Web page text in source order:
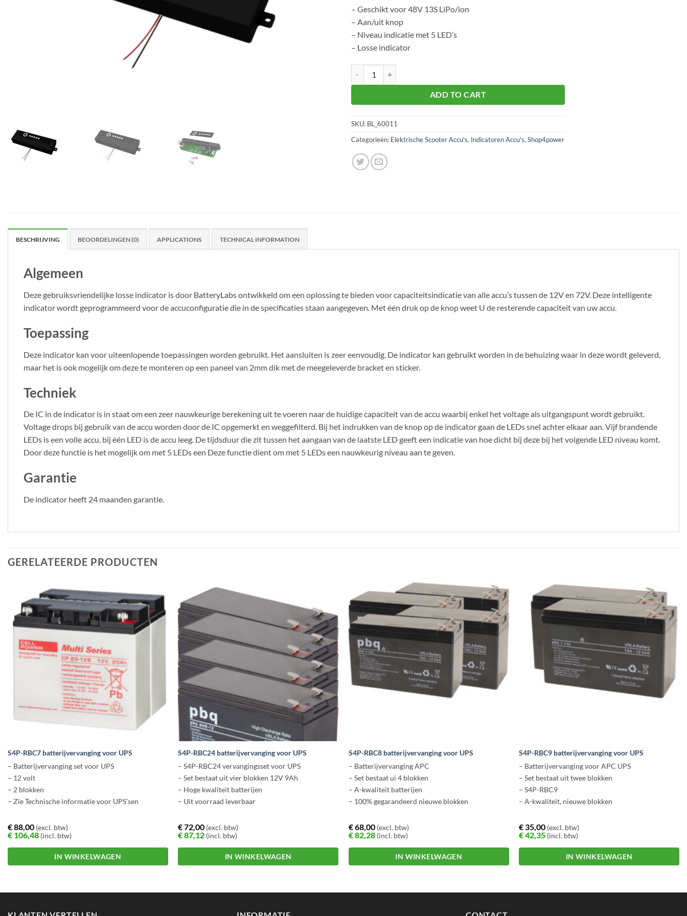
– Geschikt voor 48V 13S LiPo/ion
– Aan/uit knop
– Niveau indicatie met 5 LED’s
– Losse indicator
ADD TO CART
SKU: BL_60011
Categorieën: Elektrische Scooter Accu's, Indicatoren Accu's, Shop4power
BESCHRIJVING BEOORDELINGEN (0) APPLICATIONS TECHNICAL INFORMATION
Algemeen
Deze gebruiksvriendelijke losse indicator is door BatteryLabs ontwikkeld om een oplossing te bieden voor capaciteitsindicatie van alle accu’s tussen de 12V en 72V. Deze intelligente
indicator wordt geprogrammeerd voor de accuconfiguratie die in de specificaties staan aangegeven. Met één druk op de knop weet U de resterende capaciteit van uw accu.
Toepassing
Deze indicator kan voor uiteenlopende toepassingen worden gebruikt. Het aansluiten is zeer eenvoudig. De indicator kan gebruikt worden in de behuizing waar in deze wordt geleverd,
maar het is ook mogelijk om deze te monteren op een paneel van 2mm dik met de meegeleverde bracket en sticker.
Techniek
De IC in de indicator is in staat om een zeer nauwkeurige berekening uit te voeren naar de huidige capaciteit van de accu waarbij enkel het voltage als uitgangspunt wordt gebruikt.
Voltage drops bij gebruik van de accu worden door de IC opgemerkt en weggefilterd. Bij het indrukken van de knop op de indicator gaan de LEDs snel achter elkaar aan. Vijf brandende
LEDs is een volle accu, bij één LED is de accu leeg. De tijdsduur die zit tussen het aangaan van de laatste LED geeft een indicatie van hoe dicht bij deze bij het volgende LED niveau komt.
Door deze functie is het mogelijk om met 5 LEDs een Deze functie dient om met 5 LEDs een nauwkeurig niveau aan te geven.
Garantie
De indicator heeft 24 maanden garantie.
GERELATEERDE PRODUCTEN
S4P-RBC7 batterijvervanging voor UPS
– Batterijvervanging set voor UPS
– 12 volt
– 2 blokken
– Zie Technische informatie voor UPS’sen
€88,00(excl. btw)
€106,48(incl. btw)
IN WINKELWAGEN
S4P-RBC24 batterijvervanging voor UPS
– S4P-RBC24 vervangingsset voor UPS
– Set bestaat uit vier blokken 12V 9Ah
– Hoge kwaliteit batterijen
– Uit voorraad leverbaar
€72,00 (excl. btw)
€87,12 (incl. btw)
IN WINKELWAGEN
S4P-RBC8 batterijvervanging voor UPS
– Batterijvervanging APC
– Set bestaat ui 4 blokken
– A-kwaliteit batterijen
– 100% gegarandeerd nieuwe blokken
€68,00(excl. btw)
€82,28(incl. btw)
IN WINKELWAGEN
S4P-RBC9 batterijvervanging voor UPS
– Batterijvervanging voor APC UPS
– Set bestaat uit twee blokken
– S4P-RBC9
– A-kwaliteit, nieuwe blokken
€35,00 (excl. btw)
€42,35 (incl. btw)
IN WINKELWAGEN